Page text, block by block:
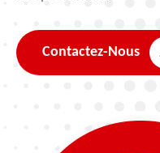
Contactez-Nous